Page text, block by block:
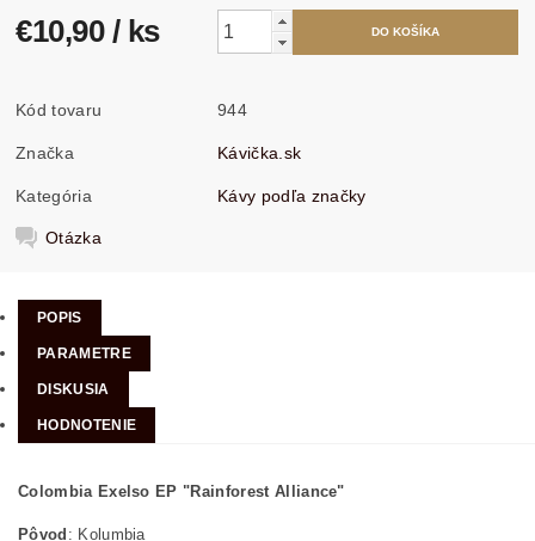
€10,90 / ks
Kód tovaru 944
Značka Kávička.sk
Kategória Kávy podľa značky
Otázka
POPIS
PARAMETRE
DISKUSIA
HODNOTENIE
Colombia Exelso EP "Rainforest Alliance"
Pôvod : Kolumbia